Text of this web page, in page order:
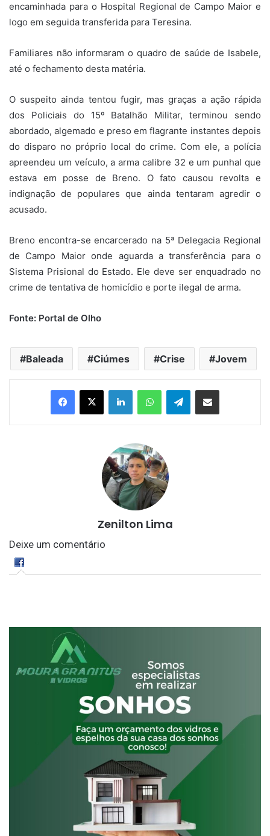
encaminhada para o Hospital Regional de Campo Maior e
logo em seguida transferida para Teresina.
Familiares não informaram o quadro de saúde de Isabele,
até o fechamento desta matéria.
O suspeito ainda tentou fugir, mas graças a ação rápida
dos Policiais do 15º Batalhão Militar, terminou sendo
abordado, algemado e preso em flagrante instantes depois
do disparo no próprio local do crime. Com ele, a polícia
apreendeu um veículo, a arma calibre 32 e um punhal que
estava em posse de Breno. O fato causou revolta e
indignação de populares que ainda tentaram agredir o
acusado.
Breno encontra-se encarcerado na 5ª Delegacia Regional
de Campo Maior onde aguarda a transferência para o
Sistema Prisional do Estado. Ele deve ser enquadrado no
crime de tentativa de homicídio e porte ilegal de arma.
Fonte: Portal de Olho
Baleada Ciúmes Crise Jovem
Telegram
Zenilton Lima
Deixe um comentário